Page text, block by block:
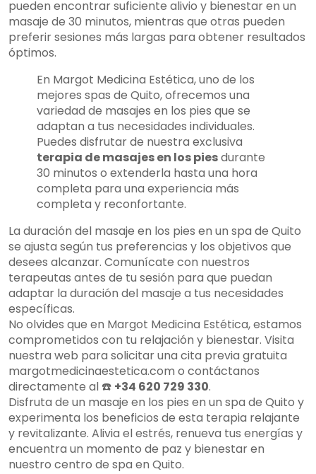
pueden encontrar suficiente alivio y bienestar en un
masaje de 30 minutos, mientras que otras pueden
preferir sesiones más largas para obtener resultados
óptimos.
En Margot Medicina Estética, uno de los
mejores spas de Quito, ofrecemos una
variedad de masajes en los pies que se
adaptan a tus necesidades individuales.
Puedes disfrutar de nuestra exclusiva
terapia de masajes en los piesdurante
30 minutos o extenderla hasta una hora
completa para una experiencia más
completa y reconfortante.
La duración del masaje en los pies en un spa de Quito
se ajusta según tus preferencias y los objetivos que
desees alcanzar. Comunícate con nuestros
terapeutas antes de tu sesión para que puedan
adaptar la duración del masaje a tus necesidades
específicas.
No olvides que en Margot Medicina Estética, estamos
comprometidos con tu relajación y bienestar. Visita
nuestra web para solicitar una cita previa gratuita
margotmedicinaestetica.com o contáctanos
directamente al ☎️ +34 620 729 330.
Disfruta de un masaje en los pies en un spa de Quito y
experimenta los beneficios de esta terapia relajante
y revitalizante. Alivia el estrés, renueva tus energías y
encuentra un momento de paz y bienestar en
nuestro centro de spa en Quito.